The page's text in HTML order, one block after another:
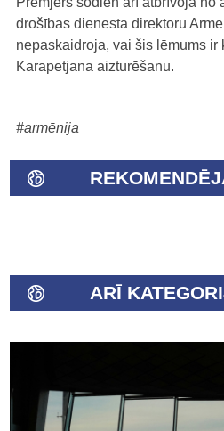
drošības dienesta direktoru
nepaskaidroja, vai šis lēmums ir
Karapetjana aizturēšanu.
#armēnija
ARĪ